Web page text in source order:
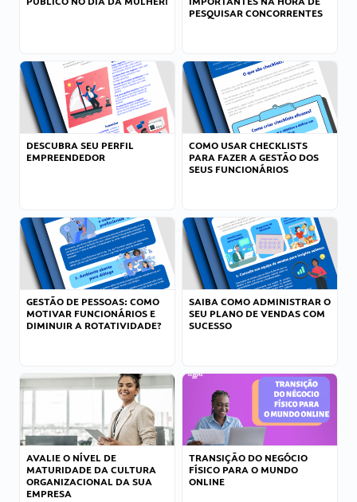
PESQUISAR CONCORRENTES
DESCUBRA SEU PERFIL
EMPREENDEDOR
COMO USAR CHECKLISTS
PARA FAZER A GESTÃO DOS
SEUS FUNCIONÁRIOS
GESTÃO DE PESSOAS: COMO
MOTIVAR FUNCIONÁRIOS E
DIMINUIR A ROTATIVIDADE?
SAIBA COMO ADMINISTRAR O
SEU PLANO DE VENDAS COM
SUCESSO
AVALIE O NÍVEL DE
MATURIDADE DA CULTURA
ORGANIZACIONAL DA SUA
EMPRESA
TRANSIÇÃO DO NEGÓCIO
FÍSICO PARA O MUNDO
ONLINE